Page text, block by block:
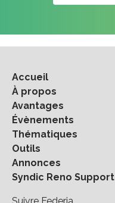
Accueil
À propos
Avantages
Évènements
Thématiques
Outils
Annonces
Syndic Reno Support